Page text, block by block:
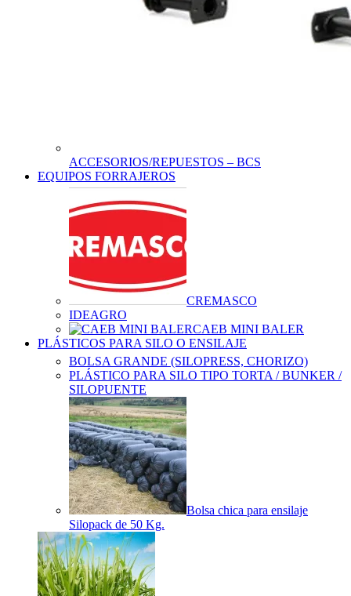
ACCESORIOS/REPUESTOS – BCS
EQUIPOS FORRAJEROS
CREMASCO
IDEAGRO
CAEB MINI BALER
PLÁSTICOS PARA SILO O ENSILAJE
BOLSA GRANDE (SILOPRESS, CHORIZO)
PLÁSTICO PARA SILO TIPO TORTA / BUNKER /
SILOPUENTE
Bolsa chica para ensilaje
Silopack de 50 Kg.